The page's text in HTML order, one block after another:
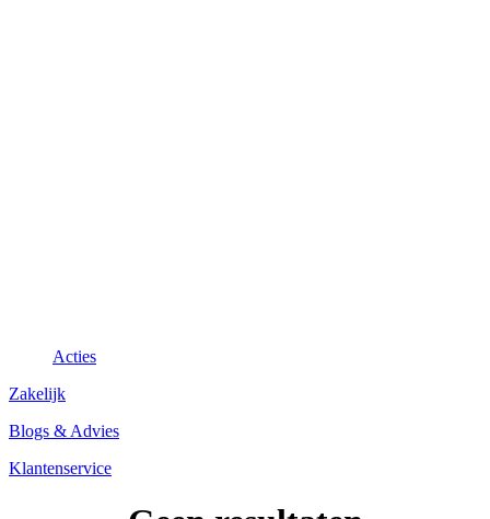
Acties
Zakelijk
Blogs & Advies
Klantenservice